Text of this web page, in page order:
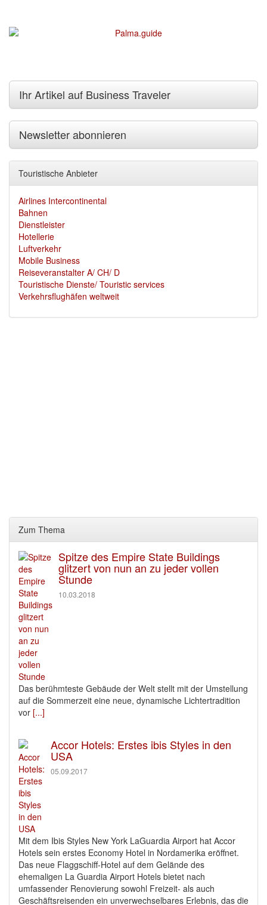
Ihr Artikel auf Business Traveler
Newsletter abonnieren
Touristische Anbieter
Airlines Intercontinental
Bahnen
Dienstleister
Hotellerie
Luftverkehr
Mobile Business
Reiseveranstalter A/ CH/ D
Touristische Dienste/ Touristic services
Verkehrsflughäfen weltweit
Zum Thema
Spitze des Empire State Buildings
glitzert von nun an zu jeder vollen
Stunde
10.03.2018
Das berühmteste Gebäude der Welt stellt mit der Umstellung
auf die Sommerzeit eine neue, dynamische Lichtertradition
vor [...]
​Accor Hotels: Erstes ibis Styles in den
USA
05.09.2017
Mit dem Ibis Styles New York LaGuardia Airport hat Accor
Hotels sein erstes Economy Hotel in Nordamerika eröffnet.
Das neue Flaggschiff-Hotel auf dem Gelände des
ehemaligen La Guardia Airport Hotels bietet nach
umfassender Renovierung sowohl Freizeit- als auch
Geschäftsreisenden ein unverwechselbares Erlebnis, das die